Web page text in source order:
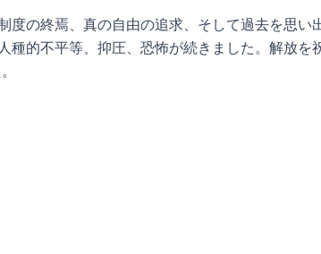
の終焉、真の自由の追求、そして過去を思い
的不平等、抑圧、恐怖が続きました。解放を